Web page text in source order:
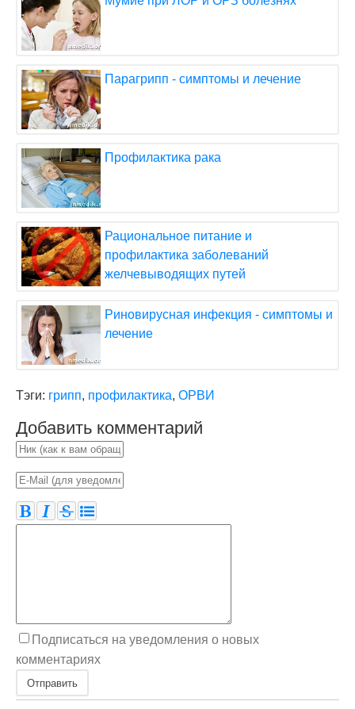
Парагрипп - симптомы и лечение
Профилактика рака
Рациональное питание и
профилактика заболеваний
желчевыводящих путей
Риновирусная инфекция - симптомы и
лечение
Тэги: грипп, профилактика, ОРВИ
Добавить комментарий
Подписаться на уведомления о новых
комментариях
Отправить